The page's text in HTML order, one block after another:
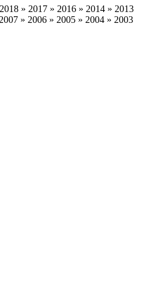
2018 2017 2016 2014
2013
2007 2006 2005 2004
2003